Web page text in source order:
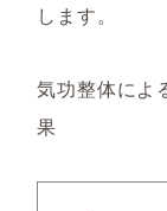
します。
気功整体によ
果